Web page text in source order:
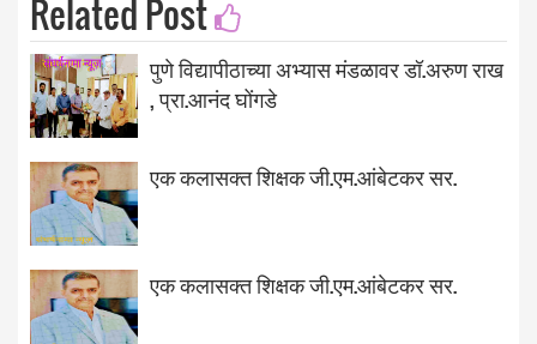
Related Post
पुणे विद्यापीठाच्या अभ्यास मंडळावर डॉ.अरुण राख
, प्रा.आनंद घोंगडे
एक कलासक्त शिक्षक जी.एम.आंबेटकर सर.
एक कलासक्त शिक्षक जी.एम.आंबेटकर सर.